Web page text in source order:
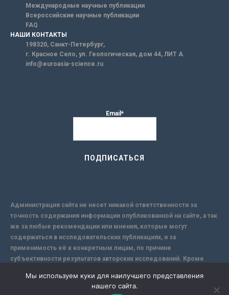
Международные научные публикации
Всероссийские научные публикации
FAQ
НАШИ КОНТАКТЫ
198320, Санкт-Петербург,
г. Красное Село, ул. Геологическая, дом 44, ЛИТ А.
info@euroasia-science.ru
Email*
Администрация сайта не несет никакой ответственности за
точность содержания информации опубликованной на сайте, а так
же за любые рекомендации или мнения, которые могут
содержаться в исследовательских публикациях, и за
применимость её к конкретным лицам, по причине
субъективности результатов авторских исследований. Кроме
надежной защиты информации, Сайт не несет ответственности за
Мы используем куки для наилучшего представления
нашего сайта.